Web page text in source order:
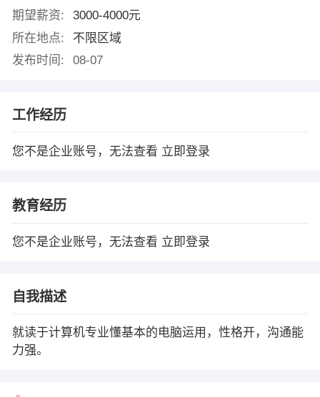
期望薪资:
3000-4000元
所在地点:
不限区域
发布时间:
08-07
工作经历
您不是企业账号，无法查看 立即登录
教育经历
您不是企业账号，无法查看 立即登录
自我描述
就读于计算机专业懂基本的电脑运用，性格开，沟通能
力强。